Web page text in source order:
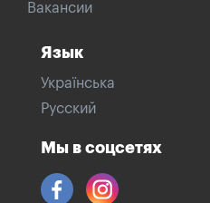
Вакансии
Язык
Українська
Русский
Мы в соцсетях